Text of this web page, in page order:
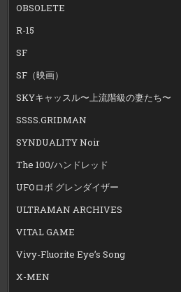
OBSOLETE
R-15
SF
SF（映画）
SKYキャッスル〜上流階級の妻たち〜
SSSS.GRIDMAN
SYNDUALITY Noir
The 100/ハンドレッド
UFOロボ グレンダイザー
ULTRAMAN ARCHIVES
VITAL GAME
Vivy-Fluorite Eye’s Song
X-MEN